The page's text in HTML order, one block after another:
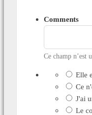
Comments
Ce champ n’est
Elle
Ce
J'ai
Le